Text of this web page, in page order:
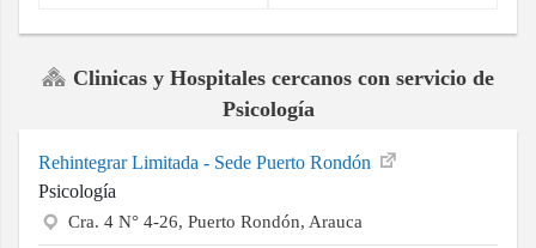
Clinicas y Hospitales cercanos con servicio de
Psicología
Rehintegrar Limitada - Sede Puerto Rondón
Psicología
Cra. 4 N° 4-26, Puerto Rondón, Arauca